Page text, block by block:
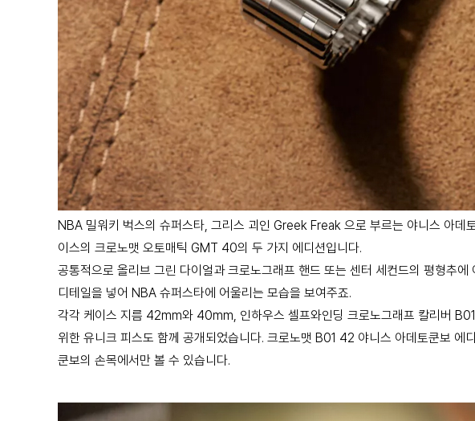
NBA 밀워키 벅스의 슈퍼스타, 그리스 괴인 Greek Freak 으로 부르는 야니스 아
이스의 크로노맷 오토매틱 GMT 40의 두 가지 에디션입니다.
공통적으로 올리브 그린 다이얼과 크로노그래프 핸드 또는 센터 세컨드의 평형추
디테일을 넣어 NBA 슈퍼스타에 어울리는 모습을 보여주죠.
각각 케이스 지름 42mm와 40mm, 인하우스 셀프와인딩 크로노그래프 칼리버
위한 유니크 피스도 함께 공개되었습니다. 크로노맷 B01 42 야니스 아데토쿤보
쿤보의 손목에서만 볼 수 있습니다.